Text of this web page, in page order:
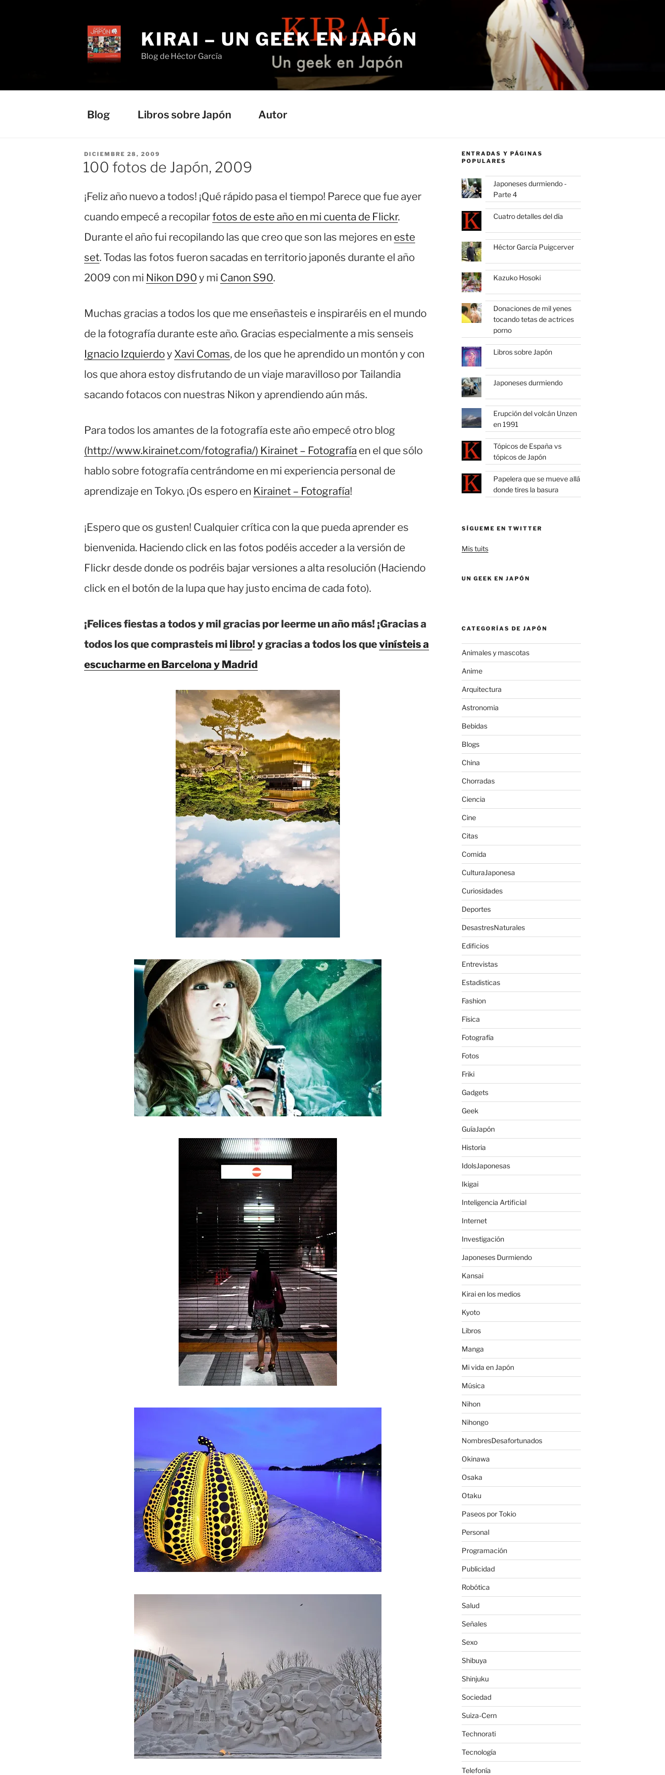
KIRAI – UN GEEK EN JAPÓN
Blog de Héctor García
Blog Libros sobre Japón Autor
PUBLICADO
EL
DICIEMBRE 28, 2009
100 fotos de Japón, 2009
¡Feliz año nuevo a todos! ¡Qué rápido pasa el tiempo! Parece que fue ayer
cuando empecé a recopilarfotos de este año en mi cuenta de Flickr.
Durante el año fui recopilando las que creo que son las mejores en este
set. Todas las fotos fueron sacadas en territorio japonés durante el año
2009 con mi Nikon D90 y mi Canon S90.
Muchas gracias a todos los que me enseñasteis e inspiraréis en el mundo
de la fotografía durante este año. Gracias especialmente a mis senseis
Ignacio Izquierdoy Xavi Comas, de los que he aprendido un montón y con
los que ahora estoy disfrutando de un viaje maravilloso por Tailandia
sacando fotacos con nuestras Nikon y aprendiendo aún más.
Para todos los amantes de la fotografía este año empecé otro blog
(http://www.kirainet.com/fotografia/) Kirainet – Fotografía en el que sólo
hablo sobre fotografía centrándome en mi experiencia personal de
aprendizaje en Tokyo. ¡Os espero en Kirainet – Fotografía!
¡Espero que os gusten! Cualquier crítica con la que pueda aprender es
bienvenida. Haciendo click en las fotos podéis acceder a la versión de
Flickr desde donde os podréis bajar versiones a alta resolución (Haciendo
click en el botón de la lupa que hay justo encima de cada foto).
¡Felices fiestas a todos y mil gracias por leerme un año más! ¡Gracias a
todos los que comprasteis mi libro! y gracias a todos los quevinísteis a
escucharme en Barcelona y Madrid
ENTRADAS Y PÁGINAS
POPULARES
Japoneses durmiendo -
Parte 4
Cuatro detalles del día
Héctor García Puigcerver
Kazuko Hosoki
Donaciones de mil yenes
tocando tetas de actrices
porno
Libros sobre Japón
Japoneses durmiendo
Erupción del volcán Unzen
en 1991
Tópicos de España vs
tópicos de Japón
Papelera que se mueve allá
donde tires la basura
SÍGUEME EN TWITTER
Mis tuits
UN GEEK EN JAPÓN
CATEGORÍAS DE JAPÓN
Animales y mascotas
Anime
Arquitectura
Astronomia
Bebidas
Blogs
China
Chorradas
Ciencia
Cine
Citas
Comida
CulturaJaponesa
Curiosidades
Deportes
DesastresNaturales
Edificios
Entrevistas
Estadisticas
Fashion
Física
Fotografía
Fotos
Friki
Gadgets
Geek
GuíaJapón
Historia
IdolsJaponesas
Ikigai
Inteligencia Artificial
Internet
Investigación
Japoneses Durmiendo
Kansai
Kirai en los medios
Kyoto
Libros
Manga
Mi vida en Japón
Música
Nihon
Nihongo
NombresDesafortunados
Okinawa
Osaka
Otaku
Paseos por Tokio
Personal
Programación
Publicidad
Robótica
Salud
Señales
Sexo
Shibuya
Shinjuku
Sociedad
Suiza-Cern
Technorati
Tecnología
Telefonía